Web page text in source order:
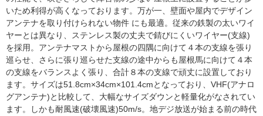
いため利得が高くなっております。万が一、壁面や屋内でデザイン
アンテナを取り付けられない物件 にも最適。従来の鉄製の太いワイ
ヤーとは異なり、ステンレス製の丈夫で錆びにくいワイヤー(支線)
を採用。アンテナマストから屋根の四隅に向けて４本の支線を張り
巡らせ、さらに張り巡らせた支線の途中からも屋根馬に向けて４本
の支線をバランスよく張り、合計８本の支線で頑丈に設置しており
ます。サイズは51.8cm×34cm×101.4cmとなっており、VHF(アナロ
グアンテナ)と比較して、大幅なサイズダウンと軽量化がなされてい
ます。しかも耐風速(破壊風速)50m/s。地デジ放送が始まる前の時代